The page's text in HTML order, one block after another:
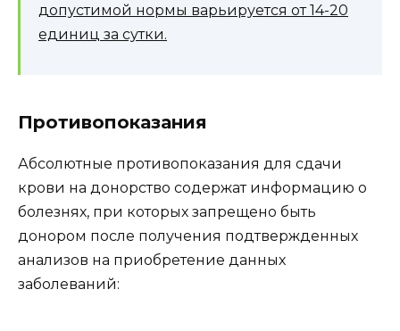
допустимой нормы варьируется от 14-20
единиц за сутки.
Противопоказания
Абсолютные противопоказания для сдачи
крови на донорство содержат информацию о
болезнях, при которых запрещено быть
донором после получения подтвержденных
анализов на приобретение данных
заболеваний: